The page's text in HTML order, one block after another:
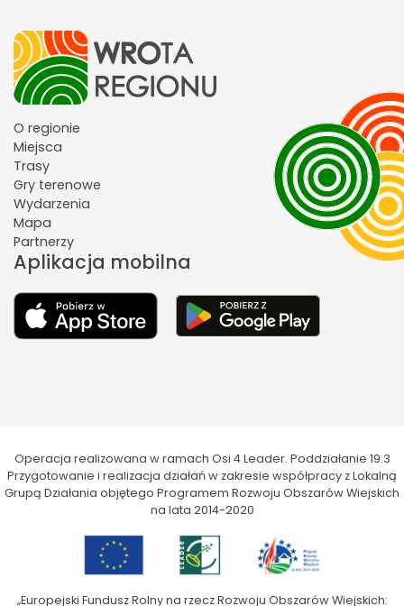
O regionie
Miejsca
Trasy
Gry terenowe
Wydarzenia
Mapa
Partnerzy
Aplikacja mobilna
Operacja realizowana w ramach Osi 4 Leader. Poddziałanie 19.3
Przygotowanie i realizacja działań w zakresie współpracy z Lokalną
Grupą Działania objętego Programem Rozwoju Obszarów Wiejskich
na lata 2014-2020
„Europejski Fundusz Rolny na rzecz Rozwoju Obszarów Wiejskich: